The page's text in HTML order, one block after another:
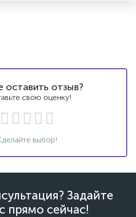
оставить отзыв?
свою оценку!
выбор!
Задайте
прямо сейчас!